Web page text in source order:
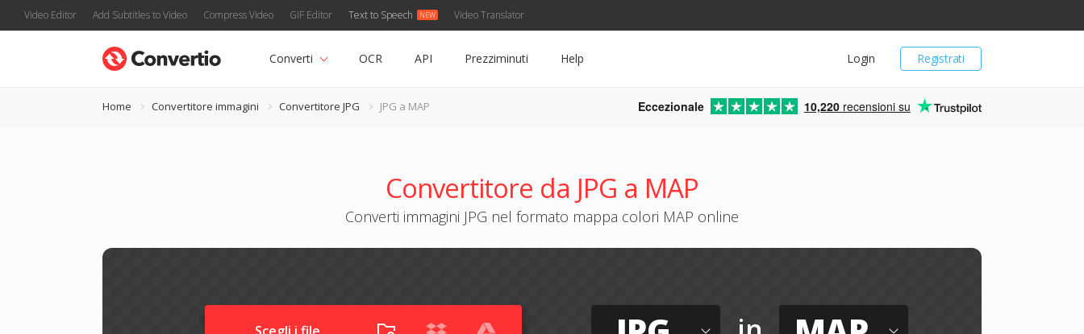
Video Editor Add Subtitles to Video Compress Video GIF Editor Text to Speech Video Translator
Registrati
Login
Converti OCR API Prezziminuti Help
Home Convertitore immagini Convertitore JPG JPG a MAP Eccezionale 10,220 recensioni su
Convertitore da JPG a MAP
Converti immagini JPG nel formato mappa colori MAP online